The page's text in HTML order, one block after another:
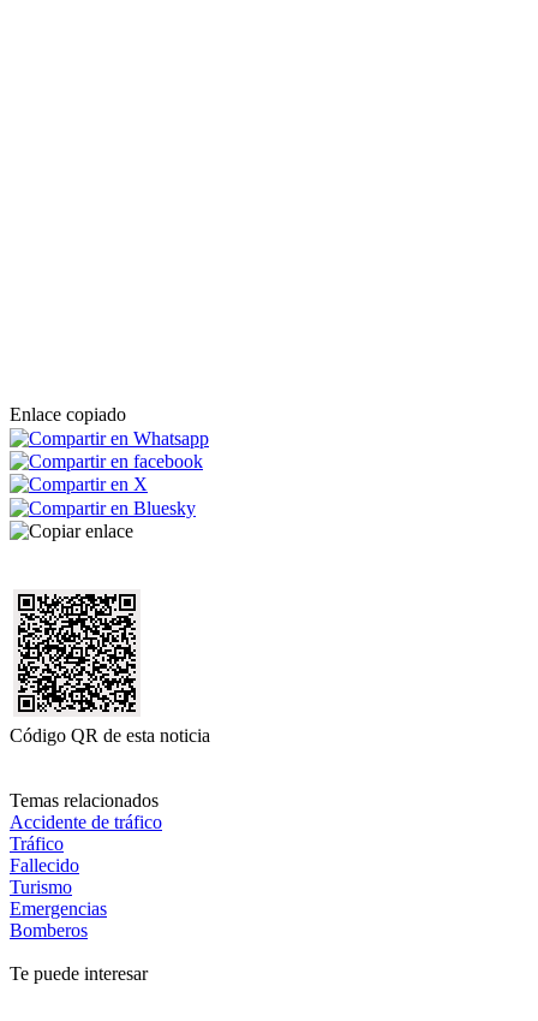
Enlace copiado
Código QR de esta noticia
Temas relacionados
Accidente de tráfico
Tráfico
Fallecido
Turismo
Emergencias
Bomberos
Te puede interesar